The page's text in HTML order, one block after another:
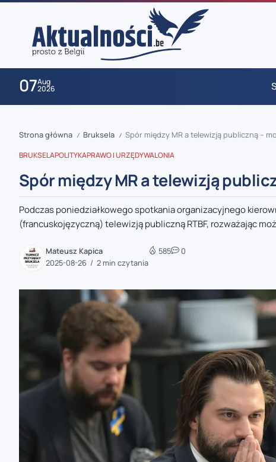
07Aug
2026
zaobserwuj nas
zaobserwuj nas
zaobserwuj nas
zaobserwuj nas
Strona główna / Bruksela / Spór między MR a telewizją publiczną –
BRUKSELAPOLITYKAPRAWO I URZĘDYWALONIA
Spór między MR a telewizją
Podczas poniedziałkowego spotkania organizacyjnego
(francuskojęzyczną) telewizją publiczną RTBF, rozważając
Mateusz Kapica
2025-08-26
2 min czytania
585 0